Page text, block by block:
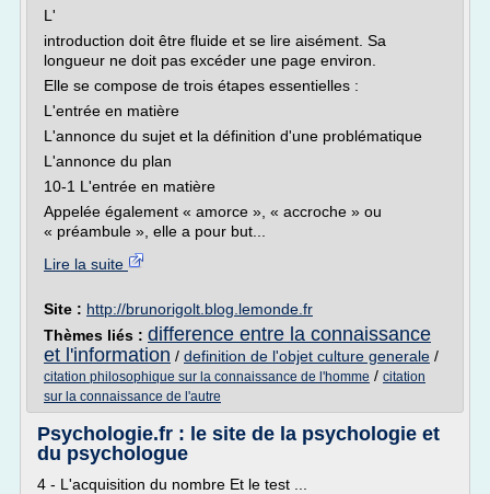
L'
introduction doit être fluide et se lire aisément. Sa
longueur ne doit pas excéder une page environ.
Elle se compose de trois étapes essentielles :
L'entrée en matière
L'annonce du sujet et la définition d'une problématique
L'annonce du plan
10-1 L'entrée en matière
Appelée également « amorce », « accroche » ou
« préambule », elle a pour but...
Lire la suite
Site : http://brunorigolt.blog.lemonde.fr
Thèmes liés : difference entre la connaissance
et l'information / definition de l'objet culture generale /
citation philosophique sur la connaissance de l'homme / citation
sur la connaissance de l'autre
Psychologie.fr : le site de la psychologie et
du psychologue
4 - L'acquisition du nombre Et le test ...